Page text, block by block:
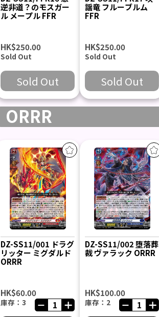
逆非道？のモスガー
ル メープル FFR
HK$250.00
Sold Out
Sold Out
謡竜 フルーブルム
FFR
HK$250.00
Sold Out
Sold Out
ORRR
DZ-SS11/001 ドラグ
リッター ミグダルド
ORRR
HK$60.00
庫存：3
DZ-SS11/002 堕落葬
裁 ヴァラック ORRR
HK$100.00
庫存：2